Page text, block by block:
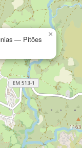
— Pitões
×